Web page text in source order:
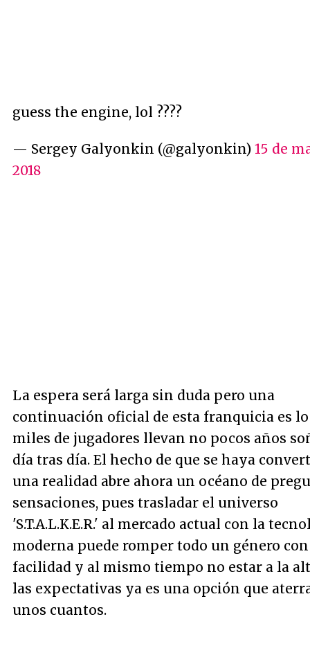
guess the engine, lol ????
— Sergey Galyonkin (@galyonkin) 15 de
2018
La espera será larga sin duda pero una
continuación oficial de esta franquicia es
miles de jugadores llevan no pocos años
día tras día. El hecho de que se haya
una realidad abre ahora un océano de
sensaciones, pues trasladar el universo
'S.T.A.L.K.E.R.' al mercado actual con la
moderna puede romper todo un género con
facilidad y al mismo tiempo no estar a la
las expectativas ya es una opción que
unos cuantos.